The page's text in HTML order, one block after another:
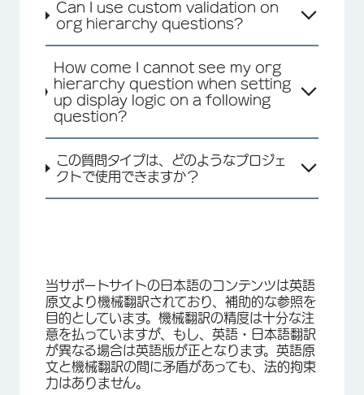
×
Can I use custom validation on
org hierarchy questions?
How come I cannot see my org
hierarchy question when setting
up display logic on a following
question?
この質問タイプは、どのようなプロジェ
クトで使用できますか？
当サポートサイトの日本語のコンテンツは英語
原文より機械翻訳されており、補助的な参照を
目的としています。機械翻訳の精度は十分な注
意を払っていますが、もし、英語・日本語翻訳
が異なる場合は英語版が正となります。英語原
文と機械翻訳の間に矛盾があっても、法的拘束
力はありません。